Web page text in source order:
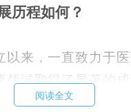
历程如何？
以来，一直致力于
领域取得了显著的成
A股市场，成为中国
阅读全文